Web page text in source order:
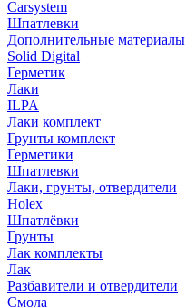
Carsystem
Шпатлевки
Дополнительные материалы
Solid Digital
Герметик
Лаки
ILPA
Лаки комплект
Грунты комплект
Герметики
Шпатлевки
Лаки, грунты, отвердители
Holex
Шпатлёвки
Грунты
Лак комплекты
Лак
Разбавители и отвердители
Смола